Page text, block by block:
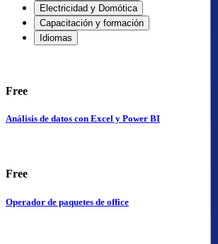
Electricidad y Domótica
Capacitación y formación
Idiomas
Free
Análisis de datos con Excel y Power BI
Free
Operador de paquetes de office